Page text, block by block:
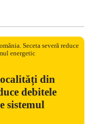
din
debitele
sistemul